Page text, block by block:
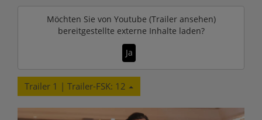
Möchten Sie von Youtube (Trailer ansehen)
bereitgestellte externe Inhalte laden?
Ja
Trailer 1 | Trailer-FSK: 12